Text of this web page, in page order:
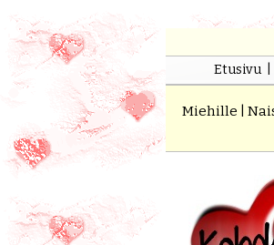
Etusivu|
Miehille